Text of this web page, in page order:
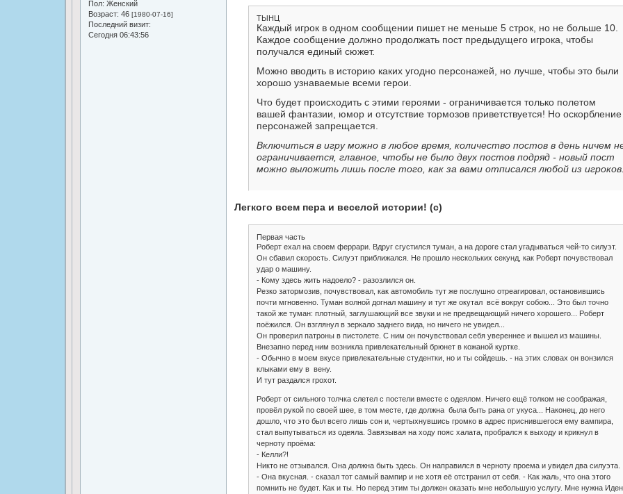
Пол: Женский
Возраст: 46 [1980-07-16]
Последний визит:
Сегодня 06:43:56
ТЫНЦ
Каждый игрок в одном сообщении пишет не меньше 5 строк, но не больше 10.
Каждое сообщение должно продолжать пост предыдущего игрока, чтобы
получался единый сюжет.
Можно вводить в историю каких угодно персонажей, но лучше, чтобы это были
хорошо узнаваемые всеми герои.
Что будет происходить с этими героями - ограничивается только полетом
вашей фантазии, юмор и отсутствие тормозов приветствуется! Но оскорбление
персонажей запрещается.
Включиться в игру можно в любое время, количество постов в день ничем
ограничивается, главное, чтобы не было двух постов подряд - новый пост
можно выложить лишь после того, как за вами отписался любой из
Легкого всем пера и веселой истории! (с)
Первая часть
Роберт ехал на своем феррари. Вдруг сгустился туман, а на дороге стал угадываться чей-то силуэт.
Он сбавил скорость. Силуэт приближался. Не прошло нескольких секунд, как Роберт почувствовал
удар о машину.
- Кому здесь жить надоело? - разозлился он.
Резко затормозив, почувствовал, как автомобиль тут же послушно отреагировал, остановившись
почти мгновенно. Туман волной догнал машину и тут же окутал всё вокруг собою... Это был точно
такой же туман: плотный, заглушающий все звуки и не предвещающий ничего хорошего... Роберт
поёжился. Он взглянул в зеркало заднего вида, но ничего не увидел...
Он проверил патроны в пистолете. С ним он почувствовал себя увереннее и вышел из машины.
Внезапно перед ним возникла привлекательный брюнет в кожаной куртке.
- Обычно в моем вкусе привлекательные студентки, но и ты сойдешь. - на этих словах он вонзился
клыками ему в вену.
И тут раздался грохот.
Роберт от сильного толчка слетел с постели вместе с одеялом. Ничего ещё толком не соображая,
провёл рукой по своей шее, в том месте, где должна была быть рана от укуса... Наконец, до него
дошло, что это был всего лишь сон и, чертыхнувшись громко в адрес приснившегося ему вампира,
стал выпутываться из одеяла. Завязывая на ходу пояс халата, пробрался к выходу и крикнул в
черноту проёма:
- Келли?!
Никто не отзывался. Она должна быть здесь. Он направился в черноту проема и увидел два силуэта.
- Она вкусная. - сказал тот самый вампир и не хотя её отстранил от себя. - Как жаль, что она этого
помнить не будет. Как и ты. Но перед этим ты должен оказать мне небольшую услугу. Мне нужна Иден